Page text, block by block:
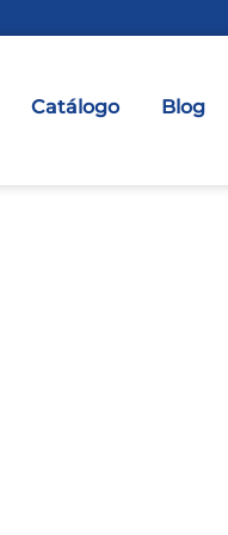
Catálogo Blog